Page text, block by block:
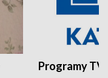
Programy